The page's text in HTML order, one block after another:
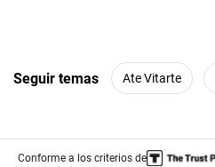
Seguir temas Ate Vitarte
Conforme a los criterios de